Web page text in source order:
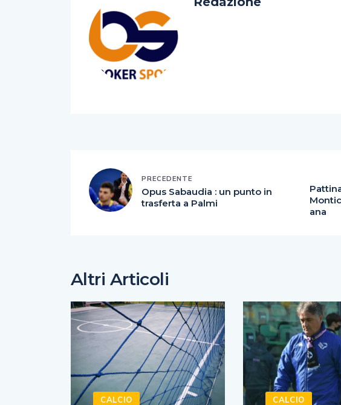
PRECEDENTE
Opus Sabaudia : un punto in
trasferta a Palmi
ana
Altri Articoli
CALCIO CALCIO